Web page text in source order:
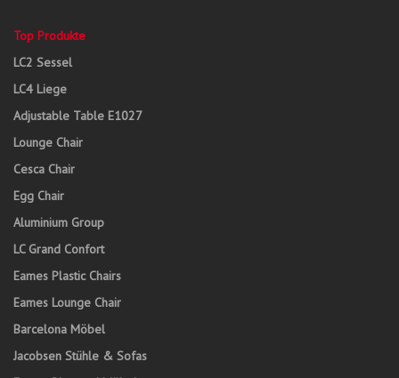
Top Produkte
LC2 Sessel
LC4 Liege
Adjustable Table E1027
Lounge Chair
Cesca Chair
Egg Chair
Aluminium Group
LC Grand Confort
Eames Plastic Chairs
Eames Lounge Chair
Barcelona Möbel
Jacobsen Stühle & Sofas